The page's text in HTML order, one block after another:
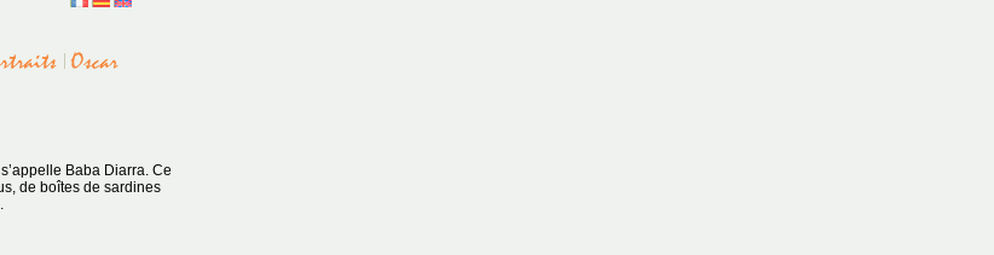
Baba Diarra. Ce
de boîtes de sardines